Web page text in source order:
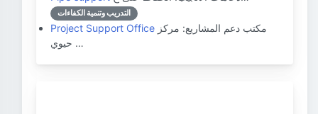
التدريب وتنمية الكفاءات
Project Support Office
حيوي …